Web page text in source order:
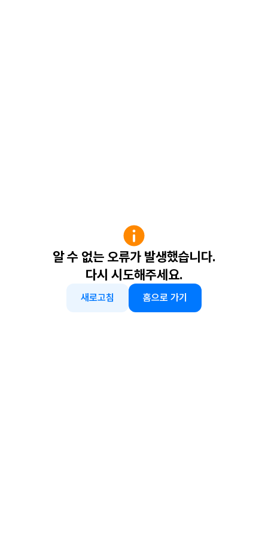
알 수 없는 오류가 발생했습니다.
다시 시도해주세요.
새로고침 홈으로 가기